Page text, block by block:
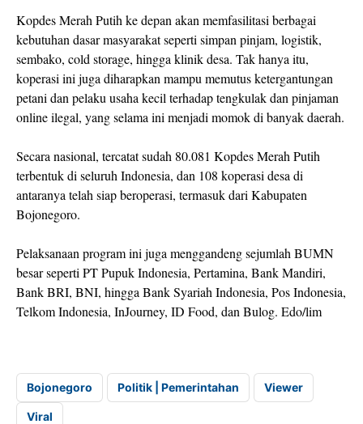
Kopdes Merah Putih ke depan akan memfasilitasi berbagai
kebutuhan dasar masyarakat seperti simpan pinjam, logistik,
sembako, cold storage, hingga klinik desa. Tak hanya itu,
koperasi ini juga diharapkan mampu memutus ketergantungan
petani dan pelaku usaha kecil terhadap tengkulak dan pinjaman
online ilegal, yang selama ini menjadi momok di banyak daerah.
Secara nasional, tercatat sudah 80.081 Kopdes Merah Putih
terbentuk di seluruh Indonesia, dan 108 koperasi desa di
antaranya telah siap beroperasi, termasuk dari Kabupaten
Bojonegoro.
Pelaksanaan program ini juga menggandeng sejumlah BUMN
besar seperti PT Pupuk Indonesia, Pertamina, Bank Mandiri,
Bank BRI, BNI, hingga Bank Syariah Indonesia, Pos Indonesia,
Telkom Indonesia, InJourney, ID Food, dan Bulog. Edo/lim
Bojonegoro Politik | Pemerintahan Viewer
Viral